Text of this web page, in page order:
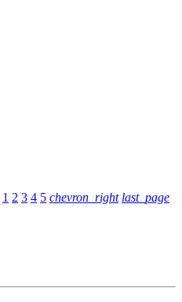
1 2 3 4 5 chevron_right last_page